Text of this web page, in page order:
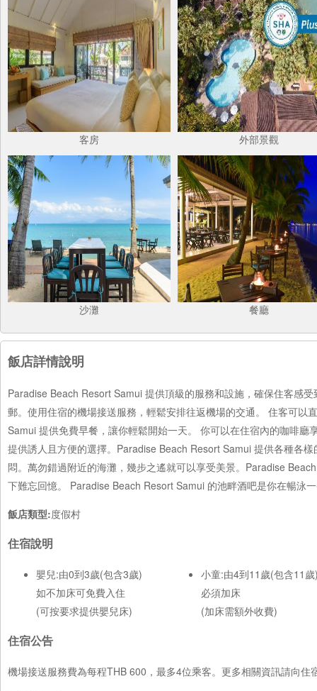
客房 外部景觀
沙灘 餐廳
飯店詳情說明
Paradise Beach Resort Samui 提供頂級的服務和設施，確保住客感
郵。使用住宿的機場接送服務，輕鬆安排往返機場的交通。 住客可
Samui 提供免費早餐，讓你輕鬆開始一天。 你可以在住宿內的咖啡
提供誘人且方便的選擇。Paradise Beach Resort Samui 提供各種各
悶。萬勿錯過附近的海灘，幾步之遙就可以享受美景。Paradise
下難忘回憶。 Paradise Beach Resort Samui 的池畔酒吧是你在暢泳
飯店類型:度假村
住宿說明
嬰兒:由0到3歲(包含3歲)
如不加床可免費入住
(可按要求提供嬰兒床)
小童:由4到11歲(包含11
必須加床
(加床需額外收費)
住宿公告
機場接送服務費為每程THB 600，最多4位乘客。更多相關資訊請向住